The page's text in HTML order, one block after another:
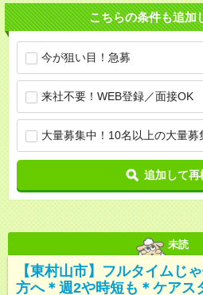
こちらの条件も追加
今が狙い目！急募
来社不要！WEB登録／面接OK
大量募集中！10名以上の大量募
追加して再
未読
【東村山市】フルタイムじ
方へ＊週2や時短も＊ケアス